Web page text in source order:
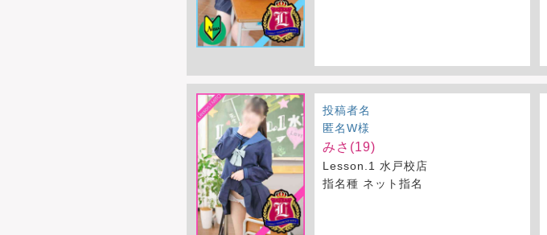
投稿者名
匿名W様
みさ(19)
Lesson.1 水戸校店
指名種 ネット指名